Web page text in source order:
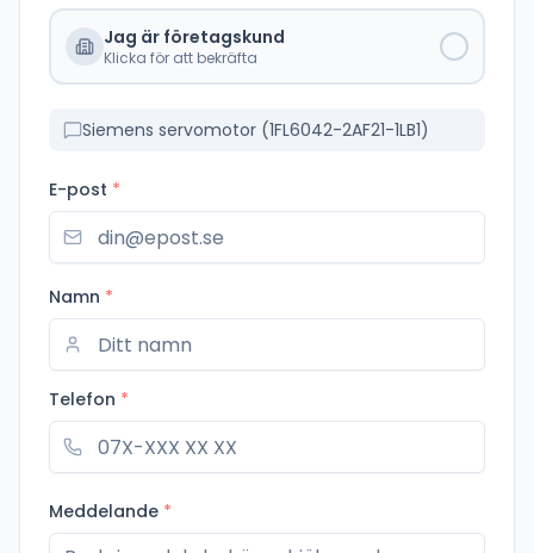
Jag är företagskund
Klicka för att bekräfta
Siemens servomotor (1FL6042-2AF21-1LB1)
E-post *
Namn *
Telefon *
Meddelande *